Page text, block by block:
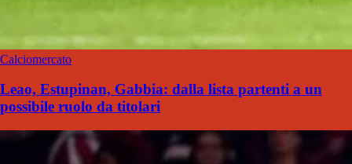
Calciomercato
Leao, Estupinan, Gabbia: dalla lista partenti a un
possibile ruolo da titolari